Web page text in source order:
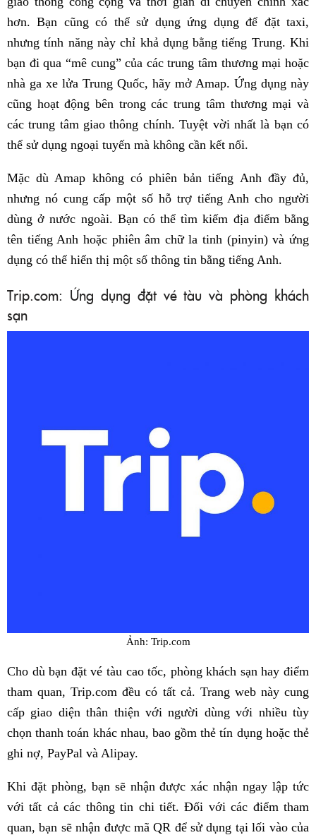
hơn. Bạn cũng có thể sử dụng ứng dụng để đặt taxi,
nhưng tính năng này chỉ khả dụng bằng tiếng Trung. Khi
bạn đi qua “mê cung” của các trung tâm thương mại hoặc
nhà ga xe lửa Trung Quốc, hãy mở Amap. Ứng dụng này
cũng hoạt động bên trong các trung tâm thương mại và
các trung tâm giao thông chính. Tuyệt vời nhất là bạn có
thể sử dụng ngoại tuyến mà không cần kết nối.
Mặc dù Amap không có phiên bản tiếng Anh đầy đủ,
nhưng nó cung cấp một số hỗ trợ tiếng Anh cho người
dùng ở nước ngoài. Bạn có thể tìm kiếm địa điểm bằng
tên tiếng Anh hoặc phiên âm chữ la tinh (pinyin) và ứng
dụng có thể hiển thị một số thông tin bằng tiếng Anh.
Trip.com: Ứng dụng đặt vé tàu và phòng khách
sạn
Ảnh: Trip.com
Cho dù bạn đặt vé tàu cao tốc, phòng khách sạn hay điểm
tham quan, Trip.com đều có tất cả. Trang web này cung
cấp giao diện thân thiện với người dùng với nhiều tùy
chọn thanh toán khác nhau, bao gồm thẻ tín dụng hoặc thẻ
ghi nợ, PayPal và Alipay.
Khi đặt phòng, bạn sẽ nhận được xác nhận ngay lập tức
với tất cả các thông tin chi tiết. Đối với các điểm tham
quan, bạn sẽ nhận được mã QR để sử dụng tại lối vào của